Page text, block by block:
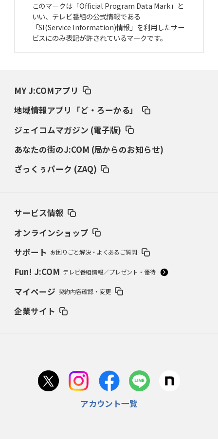
このマークは「Official Program Data Mark」と
いい、テレビ番組の公式情報である
「SI(Service Information)情報」を利用したサー
ビスにのみ表記が許されているマークです。
MY J:COMアプリ
地域情報アプリ「ど・ろーかる」
ジェイコムマガジン (電子版)
あなたの街のJ:COM (局からのお知らせ)
ざっくぅパーク (ZAQ)
サービス情報
オンラインショップ
サポート お困りごと解決・よくあるご質問
Fun! J:COM テレビ番組情報／プレゼント・優待
マイページ 契約内容確認・変更
企業サイト
アカウント一覧